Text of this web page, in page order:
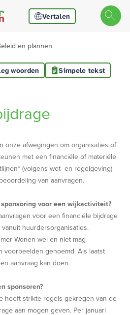
Vertalen
en plannen
woorden Simpele tekst
onze afwegingen om organisaties of
met een financiële of materiële
(volgens wet- en regelgeving)
van aanvragen.
voor een wijkactiviteit?
voor een financiële bijdrage
huurdersorganisaties.
Wonen wel en niet mag
voorbeelden genoemd. Als laatst
aanvraag kan doen.
sponsoren?
heeft strikte regels gekregen van de
aan mogen geven. Per januari